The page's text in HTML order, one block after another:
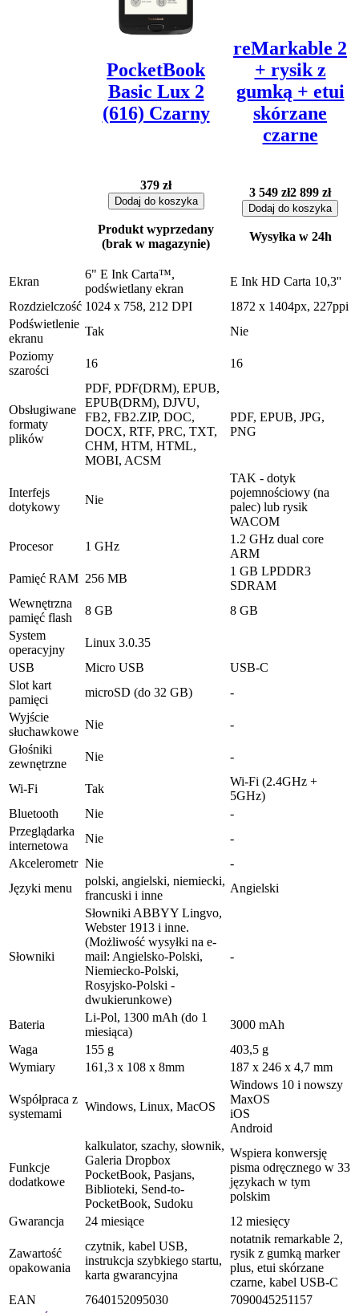
PocketBook
Basic Lux 2
(616) Czarny
reMarkable 2
+ rysik z
gumką + etui
skórzane
czarne
379 zł
Dodaj do koszyka
Produkt wyprzedany
(brak w magazynie)
3 549 zł2 899 zł
Dodaj do koszyka
Wysyłka w 24h
Ekran
6" E Ink Carta™,
podświetlany ekran
E Ink HD Carta 10,3''
Rozdzielczość 1024 x 758, 212 DPI
1872 x 1404px, 227ppi
Podświetlenie
ekranu
Tak
Nie
Poziomy
szarości
16 16
Obsługiwane
formaty
plików
PDF, PDF(DRM), EPUB,
EPUB(DRM), DJVU,
FB2, FB2.ZIP, DOC,
DOCX, RTF, PRC, TXT,
CHM, HTM, HTML,
MOBI, ACSM
PDF, EPUB, JPG,
PNG
Interfejs
dotykowy
Nie
TAK - dotyk
pojemnościowy (na
palec) lub rysik
WACOM
Procesor
1 GHz
1.2 GHz dual core
ARM
Pamięć RAM 256 MB
1 GB LPDDR3
SDRAM
Wewnętrzna
pamięć flash
8 GB
8 GB
System
operacyjny
Linux 3.0.35
USB
Micro USB
USB-C
Slot kart
pamięci
microSD (do 32 GB)
-
Wyjście
słuchawkowe
Nie
-
Głośniki
zewnętrzne
Nie -
Wi-Fi Tak
Wi-Fi (2.4GHz +
5GHz)
Bluetooth
Nie
-
Przeglądarka
internetowa
Nie
-
Akcelerometr Nie
-
Języki menu
polski, angielski, niemiecki,
francuski i inne
Angielski
Słowniki
Słowniki ABBYY Lingvo,
Webster 1913 i inne.
(Możliwość wysyłki na e-
mail: Angielsko-Polski,
Niemiecko-Polski,
Rosyjsko-Polski -
dwukierunkowe)
-
Bateria
Li-Pol, 1300 mAh (do 1
miesiąca)
3000 mAh
Waga
155 g
403,5 g
Wymiary
161,3 x 108 x 8mm 187 x 246 x 4,7 mm
Współpraca z
systemami
Windows, Linux, MacOS
Windows 10 i nowszy
MaxOS
iOS
Android
Funkcje
dodatkowe
kalkulator, szachy, słownik,
Galeria Dropbox
PocketBook, Pasjans,
Biblioteki, Send-to-
PocketBook, Sudoku
Wspiera konwersję
pisma odręcznego w 33
językach w tym
polskim
Gwarancja
24 miesiące 12 miesięcy
Zawartość
opakowania
czytnik, kabel USB,
instrukcja szybkiego startu,
karta gwarancyjna
notatnik remarkable 2,
rysik z gumką marker
plus, etui skórzane
czarne, kabel USB-C
EAN
7640152095030
7090045251157